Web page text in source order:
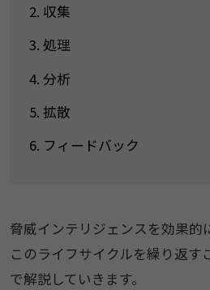
収集
処理
分析
拡散
フィードバック
脅威インテリジェンスを効果的
このライフサイクルを繰り返す
で解説していきます。